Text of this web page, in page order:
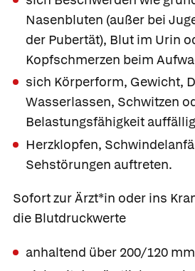
Nasenbluten (außer bei
der Pubertät), Blut im Urin
Kopfschmerzen beim
sich Körperform, Gewicht,
Wasserlassen, Schwitzen
Belastungsfähigkeit
Herzklopfen,
Sehstörungen auftreten.
Sofort zur Ärzt*in oder ins
die Blutdruckwerte
anhaltend über 200/120